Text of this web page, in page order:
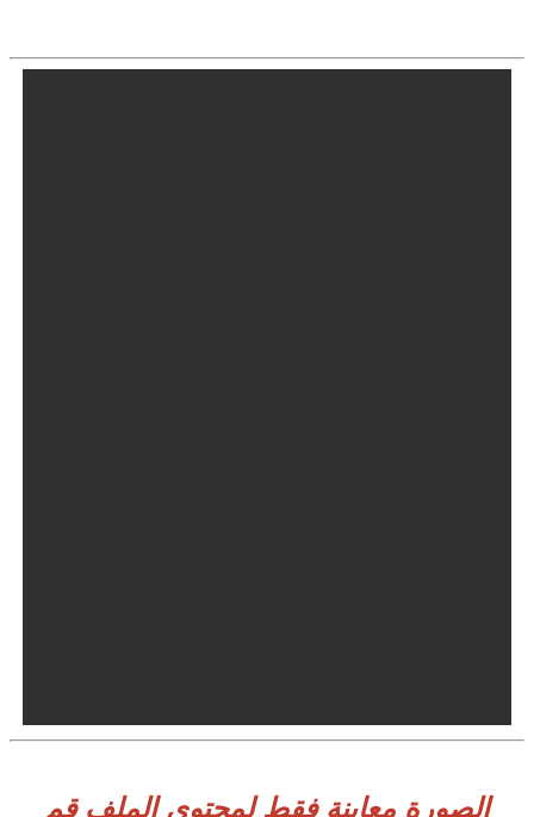
الصورة معاينة فقط لمحتوى الملف قم